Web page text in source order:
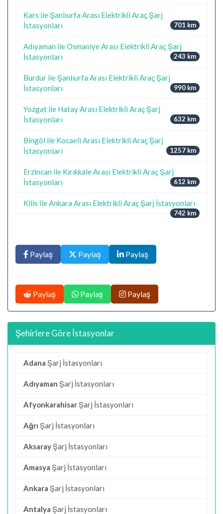
Kars ile Şanlıurfa Arası Elektrikli Araç Şarj
İstasyonları
701 km
Adıyaman ile Osmaniye Arası Elektrikli Araç Şarj
İstasyonları
243 km
Burdur ile Şanlıurfa Arası Elektrikli Araç Şarj
İstasyonları
990 km
Yozgat ile Hatay Arası Elektrikli Araç Şarj
İstasyonları
632 km
Bingöl ile Kocaeli Arası Elektrikli Araç Şarj
İstasyonları
1257 km
Erzincan ile Kırıkkale Arası Elektrikli Araç Şarj
İstasyonları
612 km
Kilis ile Ankara Arası Elektrikli Araç Şarj İstasyonları
742 km
Paylaş Paylaş Paylaş
Paylaş Paylaş Paylaş
Şehirlere Göre İstasyonlar
Adana Şarj İstasyonları
Adıyaman Şarj İstasyonları
AfyonkarahisarŞarj İstasyonları
Ağrı Şarj İstasyonları
AksarayŞarj İstasyonları
Amasya Şarj İstasyonları
Ankara Şarj İstasyonları
Antalya Şarj İstasyonları